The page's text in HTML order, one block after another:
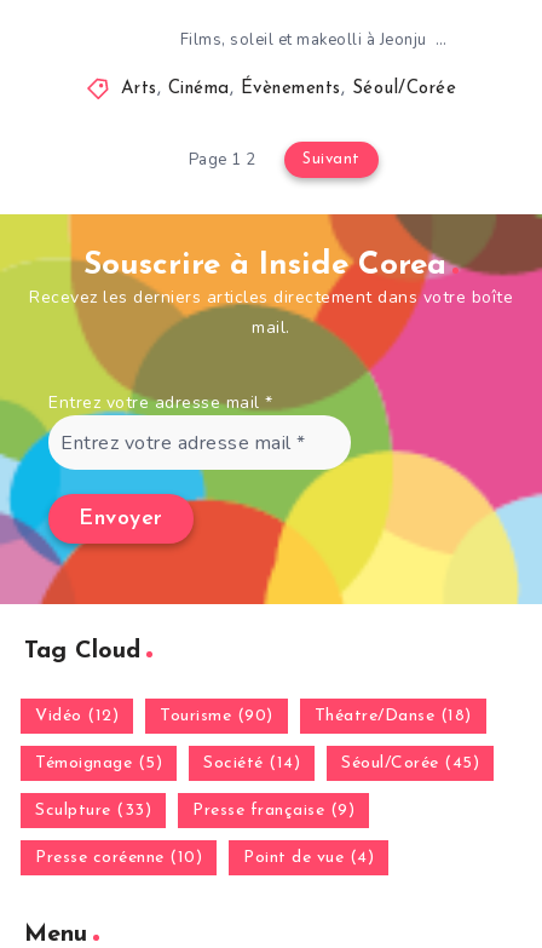
Films, soleil et makeolli à Jeonju …
Arts, Cinéma, Évènements, Séoul/Corée
Page 1 2 Suivant
Souscrire à Inside Corea
Recevez les derniers articles directement dans votre boîte
mail.
Entrez votre adresse mail *
Tag Cloud
Vidéo (12) Tourisme (90) Théatre/Danse (18)
Témoignage (5) Société (14) Séoul/Corée (45)
Sculpture (33) Presse française (9)
Presse coréenne (10) Point de vue (4)
Menu